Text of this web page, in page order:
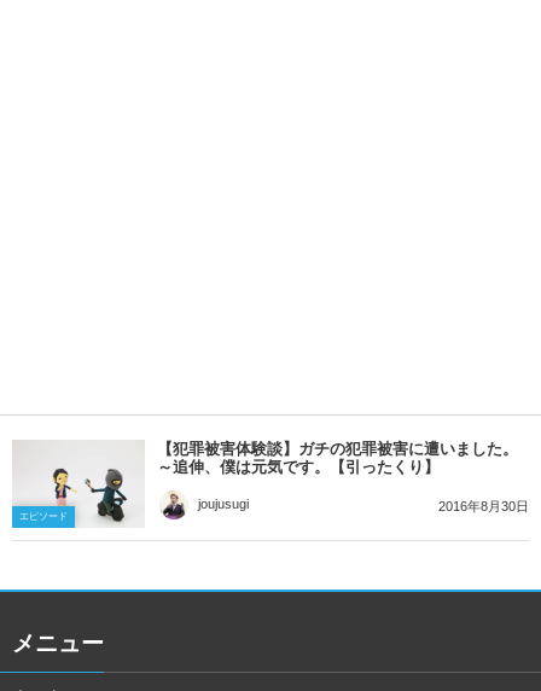
エピソード
【犯罪被害体験談】ガチの犯罪被害に遭いました。
～追伸、僕は元気です。【引ったくり】
joujusugi 2016年8月30日
メニュー